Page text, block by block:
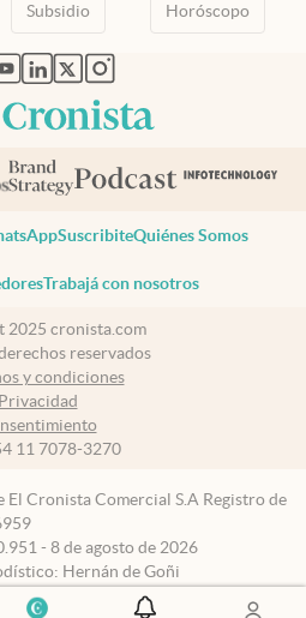
Subsidio Horóscopo
en nueva pestaña
abre en nueva pestaña
abre en nueva pestaña
abre en nueva pestaña
abre en nueva pestaña
SuscribiteQuiénes Somos
Trabajá con nosotros
2025 cronista.com
reservados
y condiciones
Privacidad
11 7078-3270
El Cronista Comercial S.A Registro de
- 8 de agosto de 2026
Hernán de Goñi